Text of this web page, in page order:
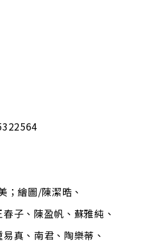
；繪圖/陳潔晧、
子、陳盈帆、蘇雅純、
真、南君、陶樂蒂、